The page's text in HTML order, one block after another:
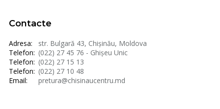
Contacte
Adresa:
str. Bulgară 43, Chișinău, Moldova
Telefon: (022) 27 45 76 - Ghișeu Unic
Telefon: (022) 27 15 13
Telefon: (022) 27 10 48
Email:
pretura@chisinaucentru.md